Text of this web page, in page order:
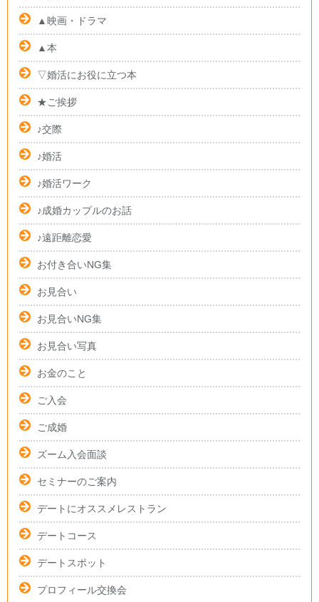
▲映画・ドラマ
▲本
▽婚活にお役に立つ本
★ご挨拶
♪交際
♪婚活
♪婚活ワーク
♪成婚カップルのお話
♪遠距離恋愛
お付き合いNG集
お見合い
お見合いNG集
お見合い写真
お金のこと
ご入会
ご成婚
ズーム入会面談
セミナーのご案内
デートにオススメレストラン
デートコース
デートスポット
プロフィール交換会